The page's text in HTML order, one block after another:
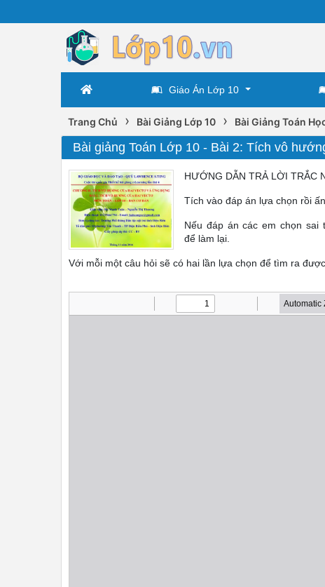
Giáo Án Lớp 10
Trang Chủ › Bài Giảng Lớp 10 › Bài Giảng Toán
Bài giảng Toán Lớp 10 - Bài 2: Tích vô
HƯỚNG DẪN TRẢ LỜI TRẮC
Tích vào đáp án lựa chọn rồi
Nếu đáp án các em chọn sai
để làm lại.
Với mỗi một câu hỏi sẽ có hai lần lựa chọn để tìm ra